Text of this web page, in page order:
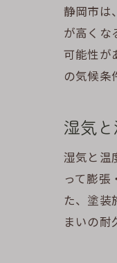
静岡市は
が高くな
可能性が
の気候条
湿気
湿気と温
って膨張
た、塗装
まいの耐